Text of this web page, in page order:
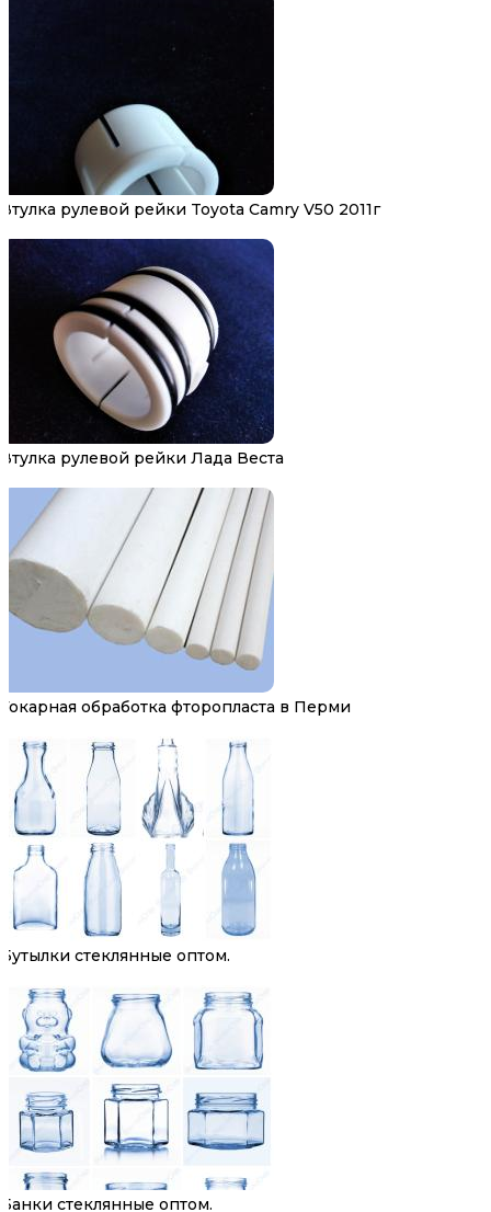
Втулка рулевой рейки Toyota Camry V50 2011г
Втулка рулевой рейки Лада Веста
Токарная обработка фторопласта в Перми
Бутылки стеклянные оптом.
Банки стеклянные оптом.